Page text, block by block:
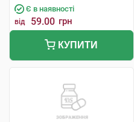
Є в наявності
від 59.00 грн
КУПИТИ